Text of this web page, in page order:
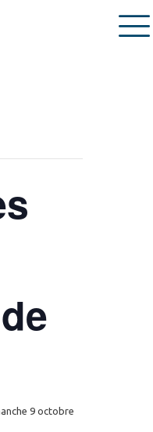
9 octobre